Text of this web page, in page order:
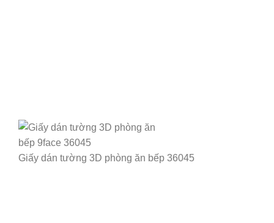
Giấy dán tường 3D phòng ăn bếp 36045